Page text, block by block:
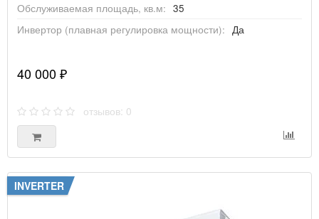
Обслуживаемая площадь, кв.м: 35
Инвертор (плавная регулировка мощности):
Да
40 000 ₽
отзывов: 0
INVERTER